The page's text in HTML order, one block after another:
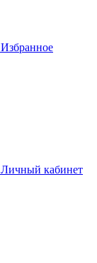
Избранное
Личный кабинет